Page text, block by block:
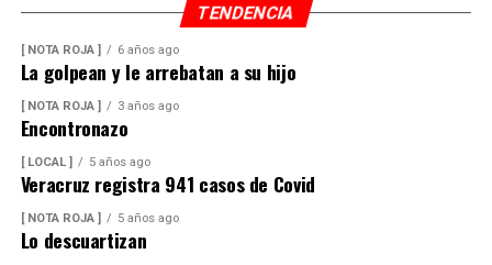
TENDENCIA
[ NOTA ROJA ] 6 años ago
La golpean y le arrebatan a su hijo
[ NOTA ROJA ] 3 años ago
Encontronazo
[ LOCAL ] 5 años ago
Veracruz registra 941 casos de Covid
[ NOTA ROJA ] 5 años ago
Lo descuartizan